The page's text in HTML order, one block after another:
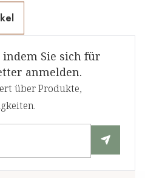
indem Sie sich für
anmelden.
über Produkte,